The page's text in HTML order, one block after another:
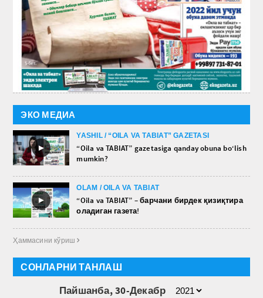
ЭКО МЕДИА
►
YASHIL / “OILA VA TABIAT” GAZETASI
“Oila va TABIAT” gazetasiga qanday obuna bo‘lish
mumkin?
►
OLAM / OILA VA TABIAT
“Oila va TABIAT” – барчани бирдек қизиқтира
оладиган газета!
Ҳаммасини кўриш 
СОНЛАРНИ ТАНЛАШ
Пайшанба, 30-Декабр